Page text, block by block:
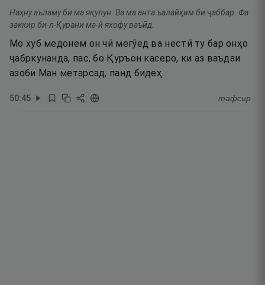
Наҳну аъламу би ма яқулун. Ва ма анта ъалайҳим би ҷаббар. Фа
заккир би-л-Қурани ма-й яхофу ваъӣд.
Мо хуб медонем он чӣ мегӯед ва нестӣ ту бар онҳо
ҷабркунанда, пас, бо Қуръон касеро, ки аз ваъдаи
азоби Ман метарсад, панд бидеҳ.
50:45 тафсир